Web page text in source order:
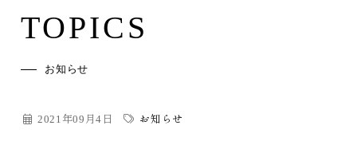
TOPICS
お知らせ
2021年09月4日 お知らせ